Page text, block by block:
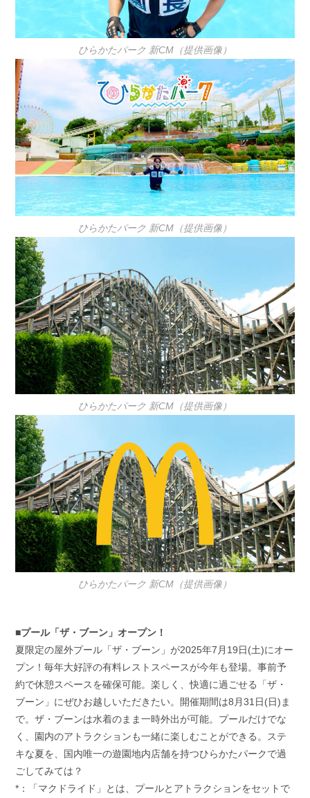
ひらかたパーク 新CM（提供画像）
ひらかたパーク 新CM（提供画像）
ひらかたパーク 新CM（提供画像）
ひらかたパーク 新CM（提供画像）
■プール「ザ・ブーン」オープン！
夏限定の屋外プール「ザ・ブーン」が2025年7月19日(土)にオー
プン！毎年大好評の有料レストスペースが今年も登場。事前予
約で休憩スペースを確保可能。楽しく、快適に過ごせる「ザ・
ブーン」にぜひお越しいただきたい。開催期間は8月31日(日)ま
で。ザ・ブーンは水着のまま一時外出が可能。プールだけでな
く、園内のアトラクションも一緒に楽しむことができる。ステ
キな夏を、国内唯一の遊園地内店舗を持つひらかたパークで過
ごしてみては？
*：「マクドライド」とは、プールとアトラクションをセットで